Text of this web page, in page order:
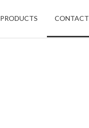
PRODUCTS CONTACT